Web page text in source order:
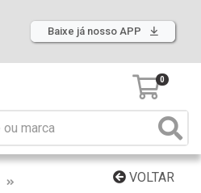
Baixe já nosso APP
0
VOLTAR